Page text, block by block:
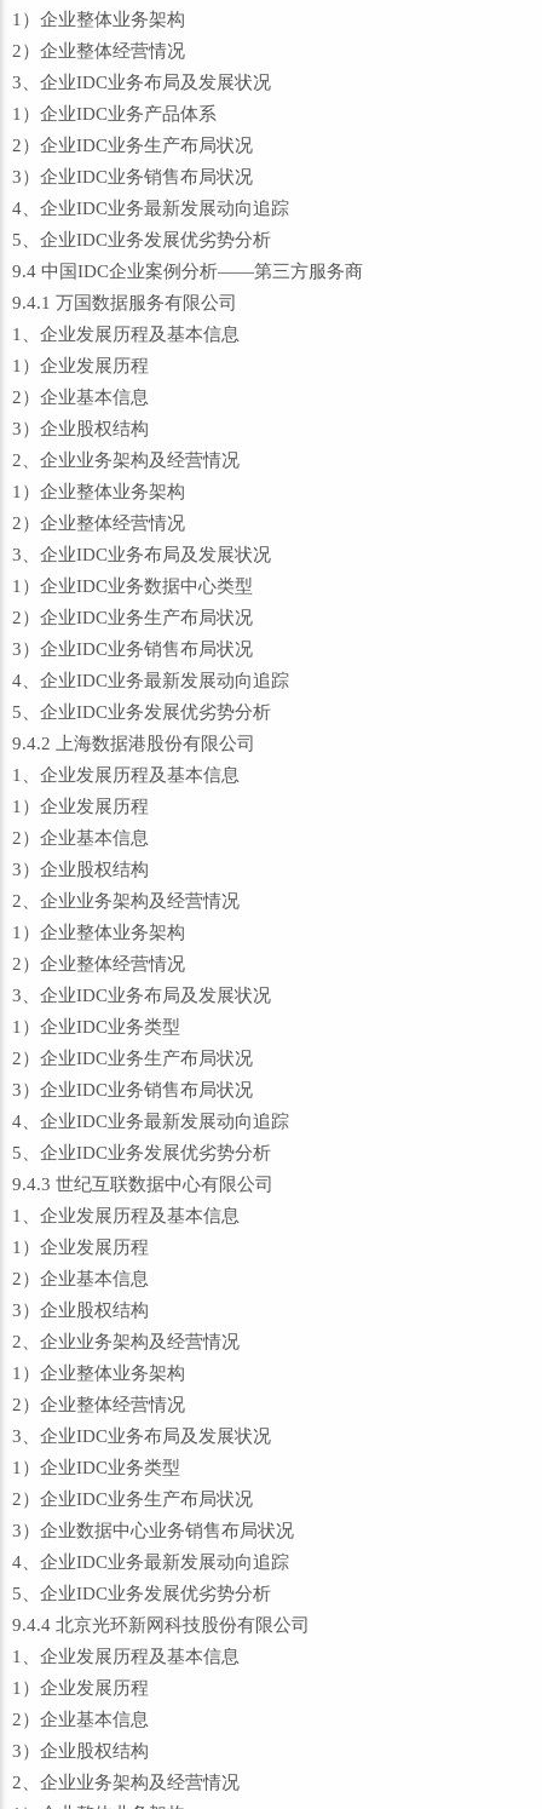
1）企业整体业务架构
2）企业整体经营情况
3、企业IDC业务布局及发展状况
1）企业IDC业务产品体系
2）企业IDC业务生产布局状况
3）企业IDC业务销售布局状况
4、企业IDC业务最新发展动向追踪
5、企业IDC业务发展优劣势分析
9.4 中国IDC企业案例分析——第三方服务商
9.4.1 万国数据服务有限公司
1、企业发展历程及基本信息
1）企业发展历程
2）企业基本信息
3）企业股权结构
2、企业业务架构及经营情况
1）企业整体业务架构
2）企业整体经营情况
3、企业IDC业务布局及发展状况
1）企业IDC业务数据中心类型
2）企业IDC业务生产布局状况
3）企业IDC业务销售布局状况
4、企业IDC业务最新发展动向追踪
5、企业IDC业务发展优劣势分析
9.4.2 上海数据港股份有限公司
1、企业发展历程及基本信息
1）企业发展历程
2）企业基本信息
3）企业股权结构
2、企业业务架构及经营情况
1）企业整体业务架构
2）企业整体经营情况
3、企业IDC业务布局及发展状况
1）企业IDC业务类型
2）企业IDC业务生产布局状况
3）企业IDC业务销售布局状况
4、企业IDC业务最新发展动向追踪
5、企业IDC业务发展优劣势分析
9.4.3 世纪互联数据中心有限公司
1、企业发展历程及基本信息
1）企业发展历程
2）企业基本信息
3）企业股权结构
2、企业业务架构及经营情况
1）企业整体业务架构
2）企业整体经营情况
3、企业IDC业务布局及发展状况
1）企业IDC业务类型
2）企业IDC业务生产布局状况
3）企业数据中心业务销售布局状况
4、企业IDC业务最新发展动向追踪
5、企业IDC业务发展优劣势分析
9.4.4 北京光环新网科技股份有限公司
1、企业发展历程及基本信息
1）企业发展历程
2）企业基本信息
3）企业股权结构
2、企业业务架构及经营情况